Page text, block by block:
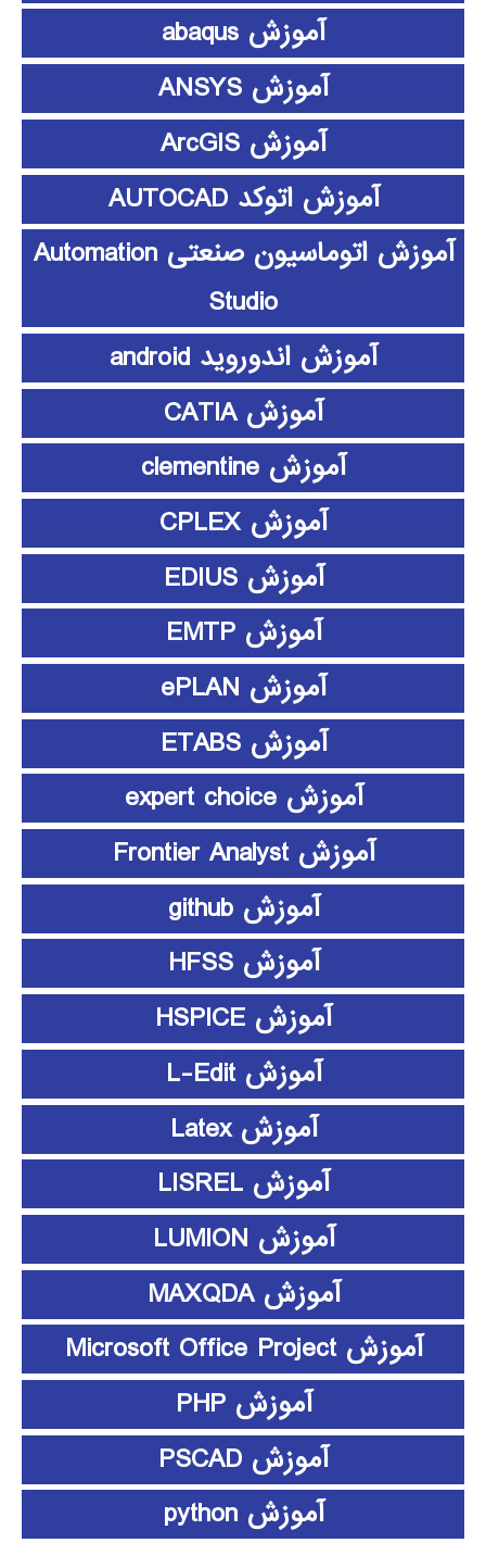
آموزش abaqus
آموزش ANSYS
آموزش ArcGIS
آموزش اتوکد AUTOCAD
آموزش اتوماسیون صنعتی Automation
Studio
آموزش اندوروید android
آموزش CATIA
آموزش clementine
آموزش CPLEX
آموزش EDIUS
آموزش EMTP
آموزش ePLAN
آموزش ETABS
آموزش expert choice
آموزش Frontier Analyst
آموزش github
آموزش HFSS
آموزش HSPICE
آموزش L-Edit
آموزش Latex
آموزش LISREL
آموزش LUMION
آموزش MAXQDA
آموزش Microsoft Office Project
آموزش PHP
آموزش PSCAD
آموزش python